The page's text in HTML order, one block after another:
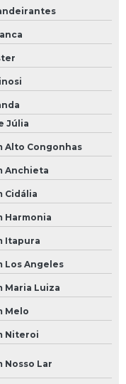
Júlia
Alto Congonhas
Anchieta
Cidália
Harmonia
Itapura
Los Angeles
Maria Luiza
Melo
Niteroi
Nosso Lar